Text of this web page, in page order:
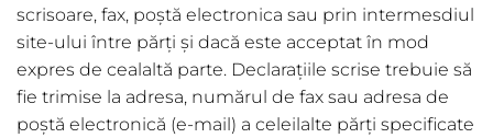
scrisoare, fax, poștă electronica sau prin intermesdiul
site-ului între părți și dacă este acceptat în mod
expres de cealaltă parte. Declarațiile scrise trebuie să
fie trimise la adresa, numărul de fax sau adresa de
poștă electronică (e-mail) a celeilalte părți specificate